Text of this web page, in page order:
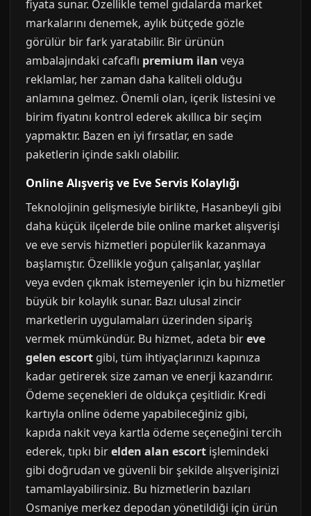
fiyata sunar. Özellikle temel gıdalarda market
markalarını denemek, aylık bütçede gözle
görülür bir fark yaratabilir. Bir ürünün
ambalajındaki cafcaflı premium ilan veya
reklamlar, her zaman daha kaliteli olduğu
anlamına gelmez. Önemli olan, içerik listesini ve
birim fiyatını kontrol ederek akıllıca bir seçim
yapmaktır. Bazen en iyi fırsatlar, en sade
paketlerin içinde saklı olabilir.
Online Alışveriş ve Eve Servis Kolaylığı
Teknolojinin gelişmesiyle birlikte, Hasanbeyli gibi
daha küçük ilçelerde bile online market alışverişi
ve eve servis hizmetleri popülerlik kazanmaya
başlamıştır. Özellikle yoğun çalışanlar, yaşlılar
veya evden çıkmak istemeyenler için bu hizmetler
büyük bir kolaylık sunar. Bazı ulusal zincir
marketlerin uygulamaları üzerinden sipariş
vermek mümkündür. Bu hizmet, adeta bireve
gelen escort gibi, tüm ihtiyaçlarınızı kapınıza
kadar getirerek size zaman ve enerji kazandırır.
Ödeme seçenekleri de oldukça çeşitlidir. Kredi
kartıyla online ödeme yapabileceğiniz gibi,
kapıda nakit veya kartla ödeme seçeneğini tercih
ederek, tıpkı birelden alan escort işlemindeki
gibi doğrudan ve güvenli bir şekilde alışverişinizi
tamamlayabilirsiniz. Bu hizmetlerin bazıları
Osmaniye merkez depodan yönetildiği için ürün